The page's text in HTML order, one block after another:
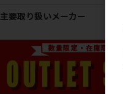
主要取り扱いメーカー